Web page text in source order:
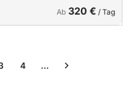
Ab 320 € / Tag
4 …